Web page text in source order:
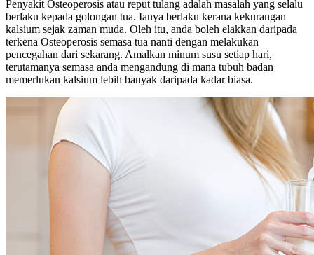
Penyakit Osteoperosis atau reput tulang adalah masalah yang selalu
berlaku kepada golongan tua. Ianya berlaku kerana kekurangan
kalsium sejak zaman muda. Oleh itu, anda boleh elakkan daripada
terkena Osteoperosis semasa tua nanti dengan melakukan
pencegahan dari sekarang. Amalkan minum susu setiap hari,
terutamanya semasa anda mengandung di mana tubuh badan
memerlukan kalsium lebih banyak daripada kadar biasa.